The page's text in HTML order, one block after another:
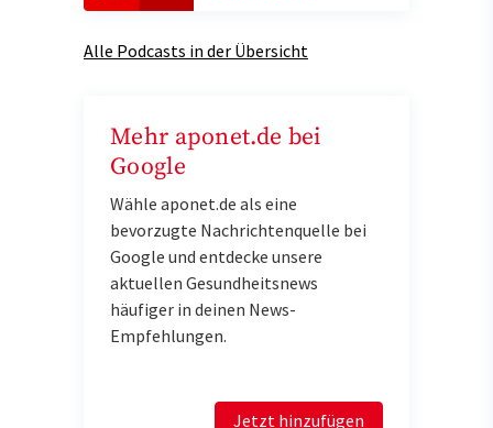
Alle Podcasts in der Übersicht
Mehr aponet.de bei
Google
Wähle aponet.de als eine
bevorzugte Nachrichtenquelle bei
Google und entdecke unsere
aktuellen Gesundheitsnews
häufiger in deinen News-
Empfehlungen.
Jetzt hinzufügen